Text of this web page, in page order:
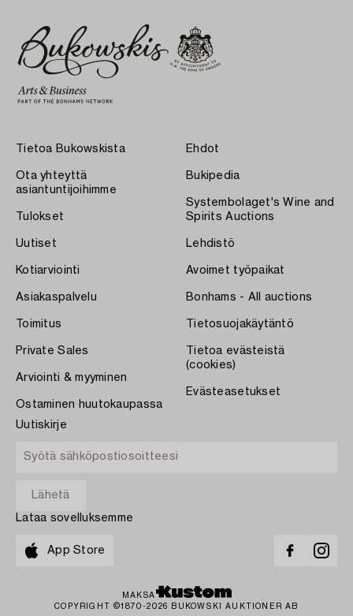
Tietoa Bukowskista
Ota yhteyttä
asiantuntijoihimme
Tulokset
Uutiset
Kotiarviointi
Asiakaspalvelu
Toimitus
Private Sales
Arviointi & myyminen
Ostaminen huutokaupassa
Ehdot
Bukipedia
Systembolaget's Wine and
Spirits Auctions
Lehdistö
Avoimet työpaikat
Bonhams - All auctions
Tietosuojakäytäntö
Tietoa evästeistä
(cookies)
Evästeasetukset
Uutiskirje
Lataa sovelluksemme
App Store
MAKSA
COPYRIGHT ©1870-2026 BUKOWSKI AUKTIONER AB